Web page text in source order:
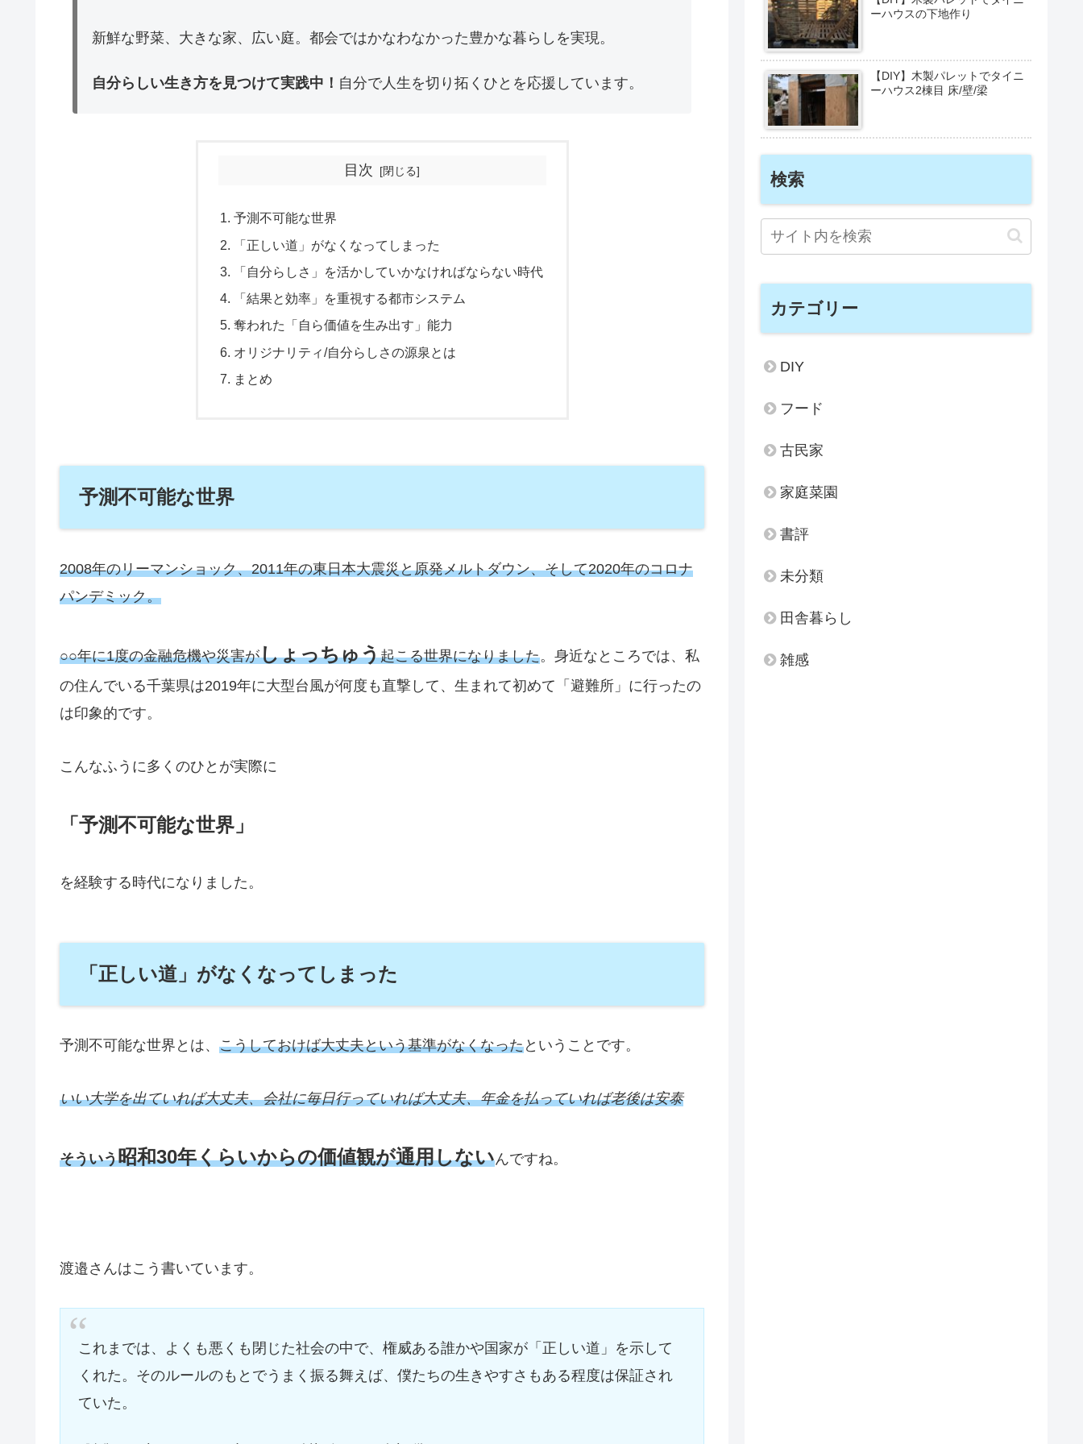
新鮮な野菜、大きな家、広い庭。都会ではかなわなかった豊かな暮らしを実現。
自分らしい生き方を見つけて実践中！ 自分で人生を切り拓くひとを応援しています。
目次
予測不可能な世界
「正しい道」がなくなってしまった
「自分らしさ」を活かしていかなければならない時代
「結果と効率」を重視する都市システム
奪われた「自ら価値を生み出す」能力
オリジナリティ/自分らしさの源泉とは
まとめ
予測不可能な世界
2008年のリーマンショック、2011年の東日本大震災と原発メルトダウン、そして2020年のコロナ
パンデミック。
○○年に1度の金融危機や災害がしょっちゅう起こる世界になりました。身近なところでは、私
の住んでいる千葉県は2019年に大型台風が何度も直撃して、生まれて初めて「避難所」に行ったの
は印象的です。
こんなふうに多くのひとが実際に
「予測不可能な世界」
を経験する時代になりました。
「正しい道」がなくなってしまった
予測不可能な世界とは、 こうしておけば大丈夫という基準がなくなったということです。
いい大学を出ていれば大丈夫、会社に毎日行っていれば大丈夫、年金を払っていれば老後は安泰
そういう昭和30年くらいからの価値観が通用しないんですね。
渡邉さんはこう書いています。
これまでは、よくも悪くも閉じた社会の中で、権威ある誰かや国家が「正しい道」を示して
くれた。そのルールのもとでうまく振る舞えば、僕たちの生きやすさもある程度は保証され
ていた。
ーハウスの下地作り
【DIY】木製パレットでタイニ
ーハウス2棟目 床/壁/梁
検索
カテゴリー
DIY
フード
古民家
家庭菜園
書評
未分類
田舎暮らし
雑感